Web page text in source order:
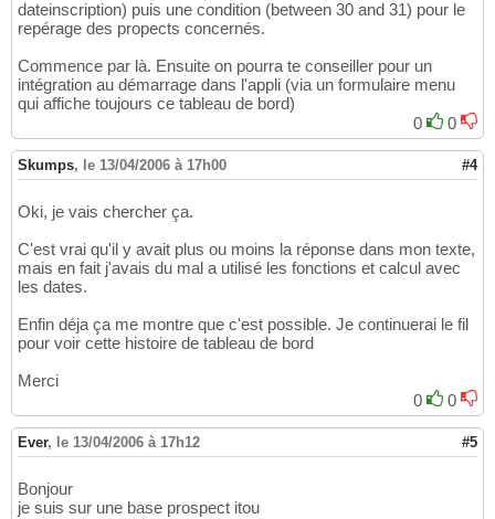
dateinscription) puis une condition (between 30 and 31) pour le
repérage des propects concernés.
Commence par là. Ensuite on pourra te conseiller pour un
intégration au démarrage dans l'appli (via un formulaire menu
qui affiche toujours ce tableau de bord)
0
0
Skumps, le 13/04/2006 à 17h00 #4
Oki, je vais chercher ça.
C'est vrai qu'il y avait plus ou moins la réponse dans mon texte,
mais en fait j'avais du mal a utilisé les fonctions et calcul avec
les dates.
Enfin déja ça me montre que c'est possible. Je continuerai le fil
pour voir cette histoire de tableau de bord
Merci
0
0
Ever, le 13/04/2006 à 17h12 #5
Bonjour
je suis sur une base prospect itou